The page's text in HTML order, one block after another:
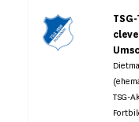
TSG-